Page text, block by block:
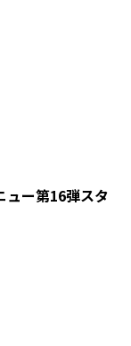
ュー第16弾スタ